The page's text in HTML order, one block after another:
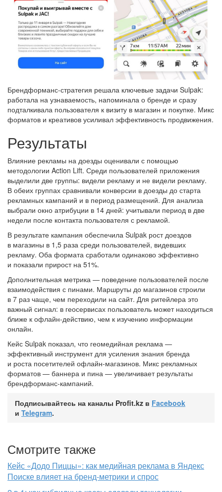
Брендформанс-стратегия решала ключевые задачи Sulpak:
работала на узнаваемость, напоминала о бренде и сразу
подталкивала пользователя к визиту в магазин и покупке. Микс
форматов и креативов усиливал эффективность продвижения.
Результаты
Влияние рекламы на доезды оценивали с помощью
методологии Action Lift. Среди пользователей приложения
выделили две группы: видели рекламу и не видели рекламу.
В обеих группах сравнивали конверсии в доезды до старта
рекламных кампаний и в период размещений. Для анализа
выбрали окно атрибуции в 14 дней: учитывали период в две
недели после контакта пользователя с рекламой.
В результате кампания обеспечила Sulpak рост доездов
в магазины в 1,5 раза среди пользователей, видевших
рекламу. Оба формата сработали одинаково эффективно
и показали прирост на 51%.
Дополнительная метрика — поведение пользователей после
взаимодействия с пинами. Маршруты до магазинов строили
в 7 раз чаще, чем переходили на сайт. Для ритейлера это
важный сигнал: в геосервисах пользователь может находиться
ближе к офлайн-действию, чем к изучению информации
онлайн.
Кейс Sulpak показал, что геомедийная реклама —
эффективный инструмент для усиления знания бренда
и роста посетителей офлайн-магазинов. Микс рекламных
форматов — баннера и пина — увеличивает результаты
брендформанс-кампаний.
Подписывайтесь на каналы Profit.kz в Facebook
и Telegram.
Смотрите также
Кейс «Додо Пиццы»: как медийная реклама в Яндекс
Поиске влияет на бренд-метрики и спрос